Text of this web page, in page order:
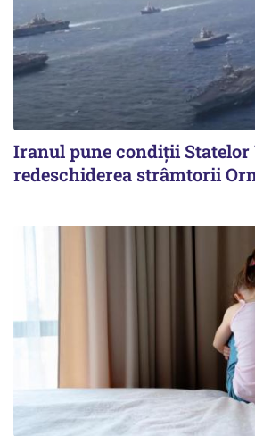
Iranul pune condiții
redeschiderea strâmtorii